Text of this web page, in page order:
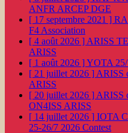
ANFR ARCEP DGE
[ 17 septembre 2021 ]
F4 Association
[ 4 août 2026 ] ARISS
ARISS
[ 1 août 2026 ]YOTA 25/
[ 21 juillet 2026 ] ARISS
ARISS
[ 20 juillet 2026 ] ARISS
ON4ISS ARISS
[ 14 juillet 2026 ] IOTA
25-26/7 2026 Contest